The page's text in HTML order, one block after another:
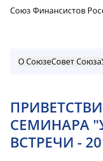
Союз Финансистов
О СоюзеСовет Союза
СЕМИНАРА
ВСТРЕЧИ -